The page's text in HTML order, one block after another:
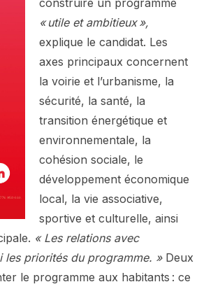
construire un programme
« utile et ambitieux »,
explique le candidat. Les
axes principaux concernent
la voirie et l’urbanisme, la
sécurité, la santé, la
transition énergétique et
environnementale, la
cohésion sociale, le
développement économique
local, la vie associative,
sportive et culturelle, ainsi
« Les relations avec
les priorités du programme. » Deux
le programme aux habitants : ce